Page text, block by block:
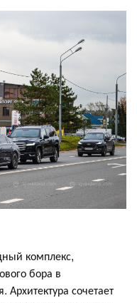
комплекс,
бора в
сочетает